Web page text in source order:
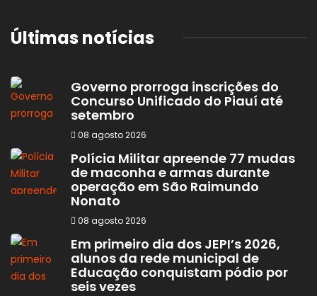
Últimas notícias
Governo prorroga inscrições do
Concurso Unificado do Piauí até
setembro
08 agosto 2026
Polícia Militar apreende 77 mudas
de maconha e armas durante
operação em São Raimundo
Nonato
08 agosto 2026
Em primeiro dia dos JEPI’s 2026,
alunos da rede municipal de
Educação conquistam pódio por
seis vezes